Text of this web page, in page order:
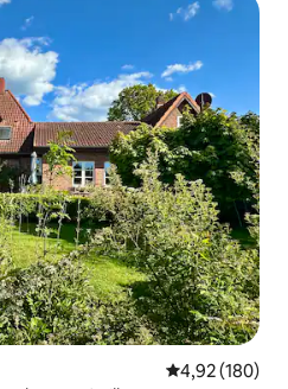
Note
4,92 (180)